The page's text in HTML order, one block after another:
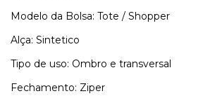
Modelo da Bolsa: Tote / Shopper
Alça: Sintetico
Tipo de uso: Ombro e transversal
Fechamento: Ziper